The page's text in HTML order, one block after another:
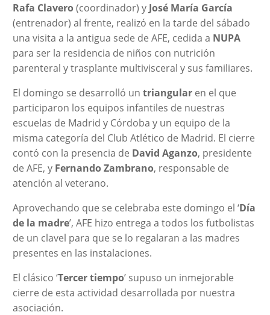
Rafa Clavero(coordinador) y José María García
(entrenador) al frente, realizó en la tarde del sábado
una visita a la antigua sede de AFE, cedida a NUPA
para ser la residencia de niños con nutrición
parenteral y trasplante multivisceral y sus familiares.
El domingo se desarrolló un triangularen el que
participaron los equipos infantiles de nuestras
escuelas de Madrid y Córdoba y un equipo de la
misma categoría del Club Atlético de Madrid. El cierre
contó con la presencia de David Aganzo, presidente
de AFE, y Fernando Zambrano, responsable de
atención al veterano.
Aprovechando que se celebraba este domingo el ‘Día
de la madre’, AFE hizo entrega a todos los futbolistas
de un clavel para que se lo regalaran a las madres
presentes en las instalaciones.
El clásico ‘Tercer tiempo’ supuso un inmejorable
cierre de esta actividad desarrollada por nuestra
asociación.